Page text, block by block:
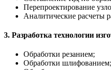
Перепроектирование
Аналитические расчеты
3. Разработка технологии
Обработки резанием;
Обработки шлифованием;